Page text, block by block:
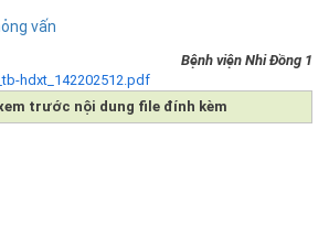
vấn
Bệnh viện Nhi Đồng 1
hdxt_142202512.pdf
trước nội dung file đính kèm